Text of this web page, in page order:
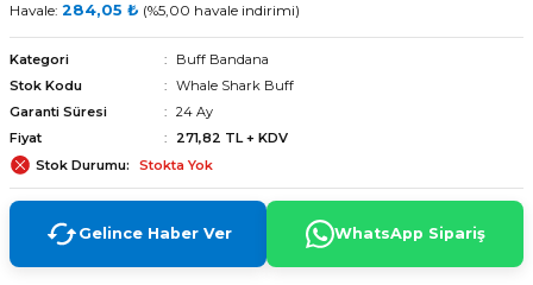
Havale: 284,05 ₺ (%5,00 havale indirimi)
Kategori
Buff Bandana
Stok Kodu
Whale Shark Buff
Garanti Süresi
24 Ay
Fiyat
271,82 TL + KDV
Stok Durumu
Stokta Yok
Gelince Haber Ver WhatsApp Sipariş